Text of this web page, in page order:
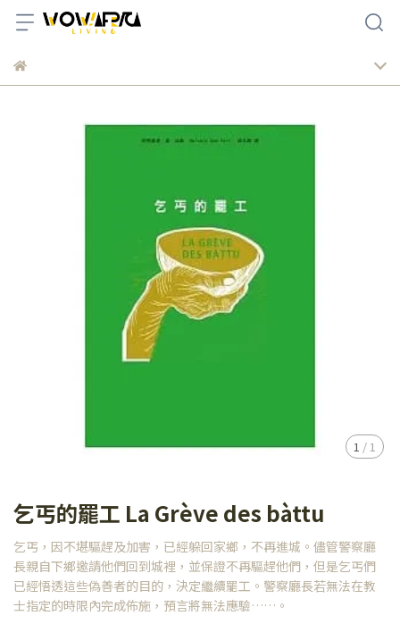
1 / 1
乞丐的罷工 La Grève des bàttu
乞丐，因不堪驅趕及加害，已經躲回家鄉，不再進城。儘管警察廳
長親自下鄉邀請他們回到城裡，並保證不再驅趕他們，但是乞丐們
已經悟透這些偽善者的目的，決定繼續罷工。警察廳長若無法在教
士指定的時限內完成佈施，預言將無法應驗……。